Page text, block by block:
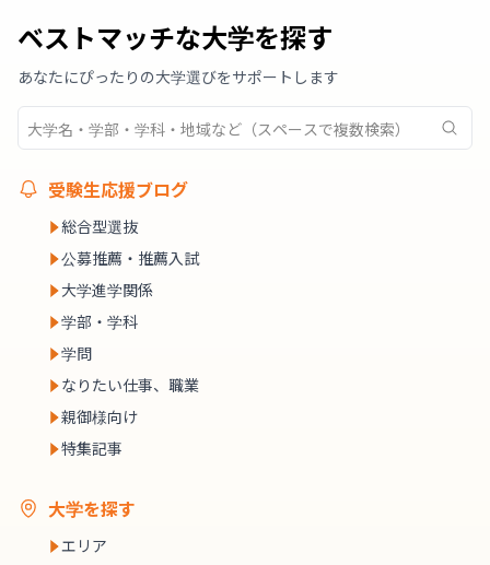
ベストマッチな大学を探す
あなたにぴったりの大学選びをサポートします
受験生応援ブログ
総合型選抜
公募推薦・推薦入試
大学進学関係
学部・学科
学問
なりたい仕事、職業
親御様向け
特集記事
大学を探す
エリア